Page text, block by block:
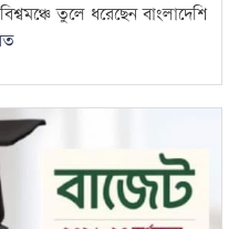
তুলে ধরেছেন বাংলাদেশি